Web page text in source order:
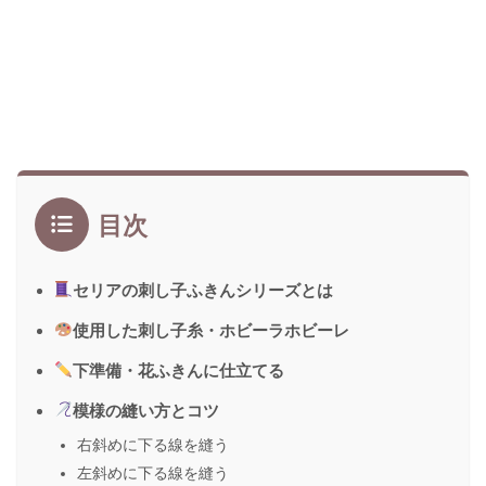
目次
セリアの刺し子ふきんシリーズとは
使用した刺し子糸・ホビーラホビーレ
下準備・花ふきんに仕立てる
模様の縫い方とコツ
右斜めに下る線を縫う
左斜めに下る線を縫う